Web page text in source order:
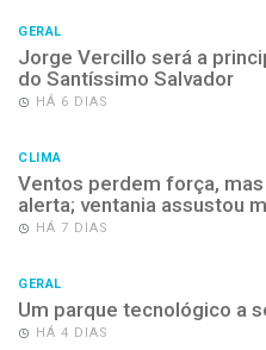
GERAL
Jorge Vercillo será a
do Santíssimo Salvador
HÁ 6 DIAS
CLIMA
Ventos perdem força,
alerta; ventania assustou
HÁ 7 DIAS
GERAL
Um parque tecnológico a
HÁ 4 DIAS